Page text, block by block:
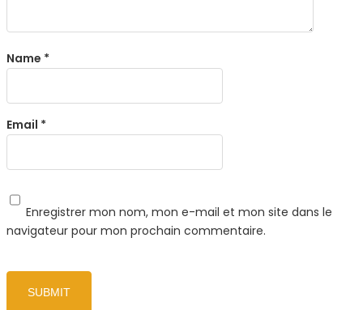
Name *
Email *
Enregistrer mon nom, mon e-mail et mon site dans le
navigateur pour mon prochain commentaire.